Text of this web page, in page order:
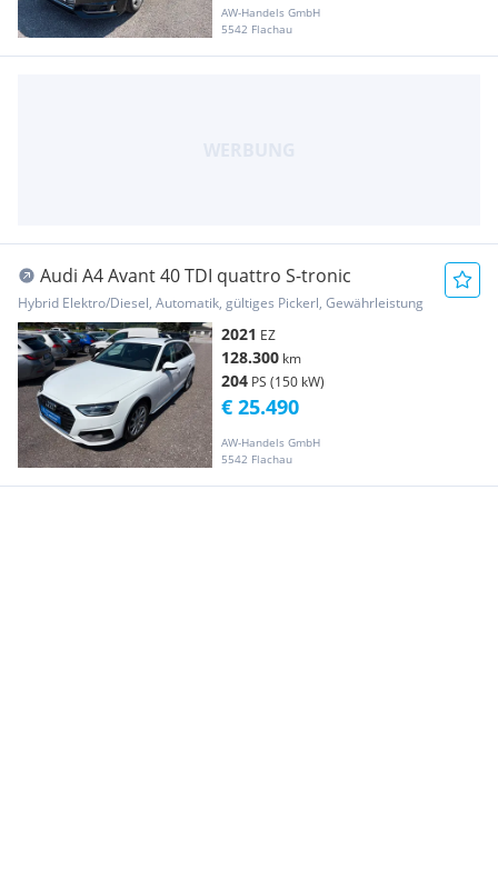
AW-Handels GmbH
5542 Flachau
Audi A4 Avant 40 TDI quattro S-tronic
Hybrid Elektro/Diesel, Automatik, gültiges Pickerl, Gewährleistung
2021 EZ
128.300 km
204 PS (150 kW)
AW-Handels GmbH
5542 Flachau
€ 25.490